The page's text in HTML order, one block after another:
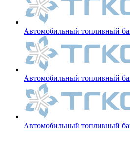
Автомобильный топливный
Автомобильный топливный
Автомобильный топливный